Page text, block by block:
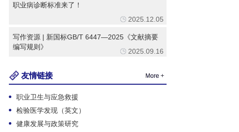
职业病诊断标准来了！
2025.12.05
写作资源 | 新国标GB/T 6447—2025《文献摘要
编写规则》
2025.09.16
友情链接 More +
职业卫生与应急救援
检验医学发现（英文）
健康发展与政策研究